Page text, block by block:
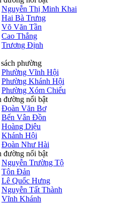
Nguyễn Thị Minh Khai
Hai Bà Trưng
Võ Văn Tần
Cao Thắng
Trương Định
phường
Phường Vĩnh Hội
Phường Khánh Hội
Phường Xóm Chiếu
đường nổi bật
Đoàn Văn Bơ
Bến Vân Đồn
Hoàng Diệu
Khánh Hội
Đoàn Như Hài
đường nổi bật
Nguyễn Trường Tộ
Tôn Đản
Lê Quốc Hưng
Nguyễn Tất Thành
Vĩnh Khánh